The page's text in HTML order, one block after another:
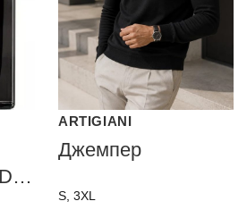
ARTIGIANI
Джемпер
S, 3XL